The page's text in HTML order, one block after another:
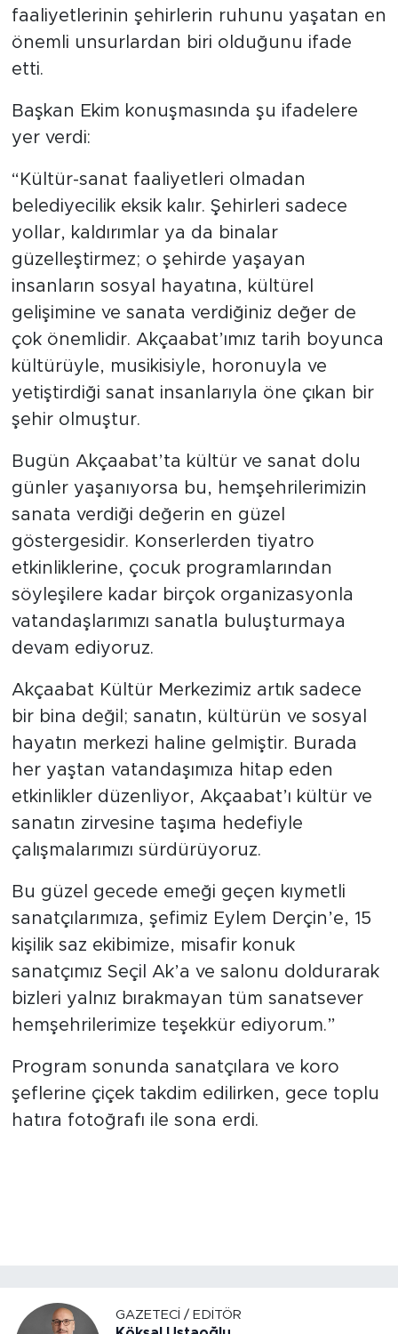
faaliyetlerinin şehirlerin ruhunu yaşatan en
önemli unsurlardan biri olduğunu ifade
etti.
Başkan Ekim konuşmasında şu ifadelere
yer verdi:
“Kültür-sanat faaliyetleri olmadan
belediyecilik eksik kalır. Şehirleri sadece
yollar, kaldırımlar ya da binalar
güzelleştirmez; o şehirde yaşayan
insanların sosyal hayatına, kültürel
gelişimine ve sanata verdiğiniz değer de
çok önemlidir. Akçaabat’ımız tarih boyunca
kültürüyle, musikisiyle, horonuyla ve
yetiştirdiği sanat insanlarıyla öne çıkan bir
şehir olmuştur.
Bugün Akçaabat’ta kültür ve sanat dolu
günler yaşanıyorsa bu, hemşehrilerimizin
sanata verdiği değerin en güzel
göstergesidir. Konserlerden tiyatro
etkinliklerine, çocuk programlarından
söyleşilere kadar birçok organizasyonla
vatandaşlarımızı sanatla buluşturmaya
devam ediyoruz.
Akçaabat Kültür Merkezimiz artık sadece
bir bina değil; sanatın, kültürün ve sosyal
hayatın merkezi haline gelmiştir. Burada
her yaştan vatandaşımıza hitap eden
etkinlikler düzenliyor, Akçaabat’ı kültür ve
sanatın zirvesine taşıma hedefiyle
çalışmalarımızı sürdürüyoruz.
Bu güzel gecede emeği geçen kıymetli
sanatçılarımıza, şefimiz Eylem Derçin’e, 15
kişilik saz ekibimize, misafir konuk
sanatçımız Seçil Ak’a ve salonu doldurarak
bizleri yalnız bırakmayan tüm sanatsever
hemşehrilerimize teşekkür ediyorum.”
Program sonunda sanatçılara ve koro
şeflerine çiçek takdim edilirken, gece toplu
hatıra fotoğrafı ile sona erdi.
GAZETECI / EDITÖR